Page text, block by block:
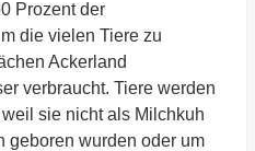
Prozent der
die vielen Tiere zu
Ackerland
verbraucht. Tiere werden
sie nicht als Milchkuh
geboren wurden oder um